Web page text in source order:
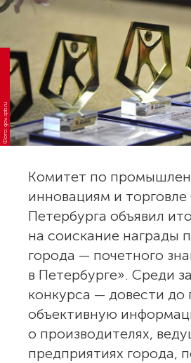
Фото: gov.spb.ru
Комитет по
инновациям и торговле
Петербурга объявил
на соискание награды
города — почетного
в Петербурге». Среди
конкурса — довести до
объективную
о производителях,
предприятиях города,